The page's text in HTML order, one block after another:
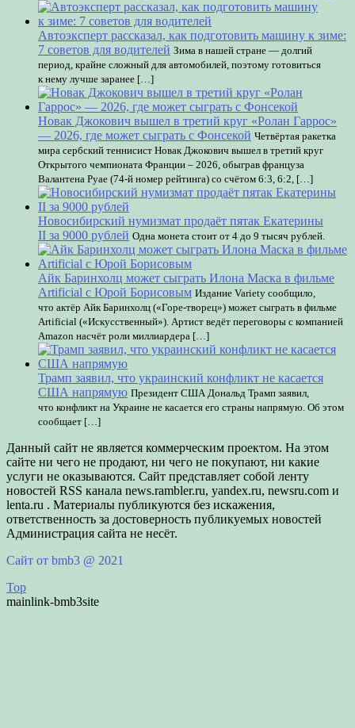
Автоэксперт рассказал, как подготовить машину к зиме:
7 советов для водителей Зима в нашей стране — долгий
период, крайне сложный для автомобилей, поэтому готовиться
к нему лучше заранее […]
Новак Джокович вышел в третий круг «Ролан Гаррос»
— 2026, где может сыграть с Фонсекой Четвёртая ракетка
мира сербский теннисист Новак Джокович вышел в третий круг
Открытого чемпионата Франции – 2026, обыграв француза
Валантена Руае (74-й номер рейтинга) со счётом 6:3, 6:2, […]
Новосибирский нумизмат продаёт пятак Екатерины
II за 9000 рублей Одна монета стоит от 4 до 9 тысяч рублей.
Айк Баринхолц может сыграть Илона Маска в фильме
Artificial с Юрой Борисовым Издание Variety сообщило,
что актёр Айк Баринхолц («Горе-творец») может сыграть в фильме
Artificial («Искусственный»). Артист ведёт переговоры с компанией
Amazon насчёт роли миллиардера […]
Трамп заявил, что украинский конфликт не касается
США напрямую Президент США Дональд Трамп заявил,
что конфликт на Украине не касается его страны напрямую. Об этом
сообщает […]
Данный сайт не является коммерческим проектом. На этом
сайте ни чего не продают, ни чего не покупают, ни какие
услуги не оказываются. Сайт представляет собой ленту
новостей RSS канала news.rambler.ru, yandex.ru, newsru.com и
lenta.ru . Материалы публикуются без искажения,
ответственность за достоверность публикуемых новостей
Администрация сайта не несёт.
Сайт от bmb3 @ 2021
Top
mainlink-bmb3site